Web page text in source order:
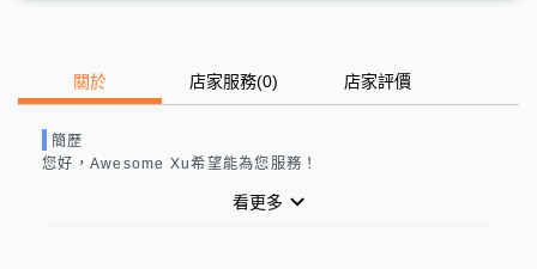
關於 店家服務(0) 店家評價
簡歷
您好， Awesome Xu希望能為您服務！
看更多